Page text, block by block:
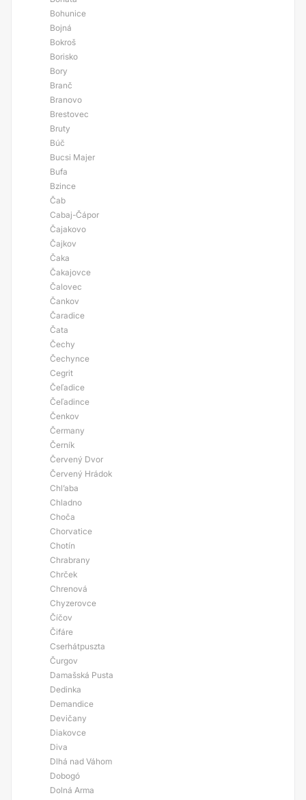
Bohunice
Bojná
Bokroš
Borisko
Bory
Branč
Branovo
Brestovec
Bruty
Búč
Bucsi Majer
Bufa
Bzince
Čab
Cabaj-Čápor
Čajakovo
Čajkov
Čaka
Čakajovce
Čalovec
Čankov
Čaradice
Čata
Čechy
Čechynce
Cegrit
Čeľadice
Čeľadince
Čenkov
Čermany
Černík
Červený Dvor
Červený Hrádok
Chl’aba
Chladno
Choča
Chorvatice
Chotín
Chrabrany
Chrček
Chrenová
Chyzerovce
Číčov
Čifáre
Cserhátpuszta
Čurgov
Damašská Pusta
Dedinka
Demandice
Devičany
Diakovce
Diva
Dlhá nad Váhom
Dobogó
Dolná Arma